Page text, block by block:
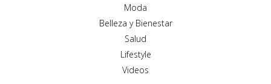
Moda
Belleza y Bienestar
Salud
Lifestyle
Videos